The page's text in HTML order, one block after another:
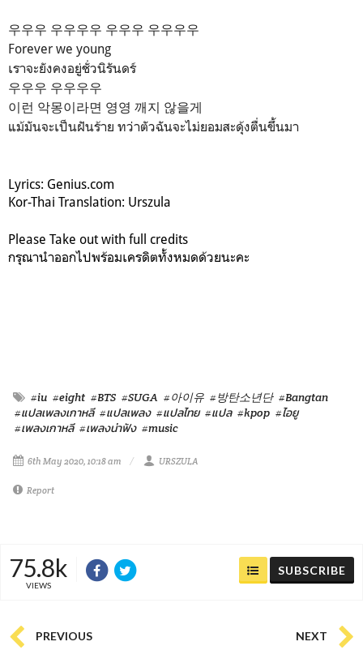
우우우 우우우우 우우우 우우우우
Forever we young
เราจะยังคงอยู่ชั่วนิรันดร์
우우우 우우우우
이런 악몽이라면 영영 깨지 않을게
แม้มันจะเป็นฝันร้าย ทว่าตัวฉันจะไม่ยอมสะดุ้งตื่นขึ้นมา
Lyrics: Genius.com
Kor-Thai Translation: Urszula
Please Take out with full credits
กรุณานำออกไปพร้อมเครดิตทั้งหมดด้วยนะคะ
#iu #eight #BTS #SUGA #아이유 #방탄소년단 #Bangtan
#แปลเพลงเกาหลี #แปลเพลง #แปลไทย #แปล #kpop #ไอยู
#เพลงเกาหลี #เพลงน่าฟัง #music
6th May 2020, 10:18 am URSZULA
Report
75.8k
VIEWS
SUBSCRIBE
PREVIOUS NEXT